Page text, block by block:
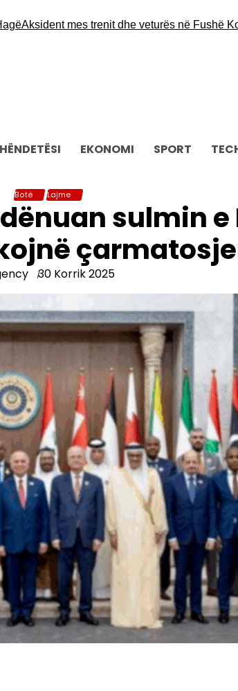
mes trenit dhe veturës në Fushë
EKONOMI SPORT
Botë Lajme
sulmin
30 Korrik 2025